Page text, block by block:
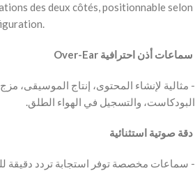
des deux côtés, positionnable selon
‫ سماعات أذن احترافية Over-Ear
‫- مثالية لإنشاء المحتوى، إنتاج الموسيقى،
البودكاست، والتسجيل في الهواء الطلق.
‫ دقة صوتية استثنائية
‫- سماعات مخصصة توفر استجابة تردد دقيقة